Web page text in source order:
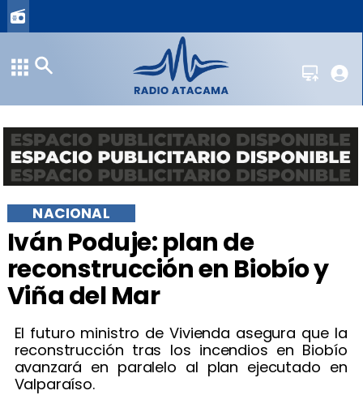
Iván Poduje: plan de
reconstrucción en Biobío y
Viña del Mar
El futuro ministro de Vivienda asegura que la
reconstrucción tras los incendios en Biobío
avanzará en paralelo al plan ejecutado en
Valparaíso.
NACIONAL